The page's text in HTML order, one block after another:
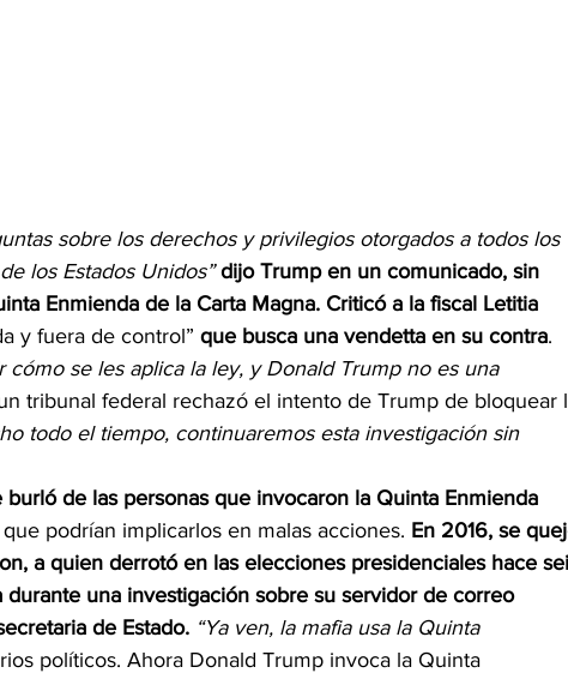
sobre los derechos y privilegios otorgados a todos los
los Estados Unidos” dijo Trump en un comunicado, sin
Enmienda de la Carta Magna. Criticó a la fiscal Letitia
y fuera de control” que busca una vendetta en su contra.
cómo se les aplica la ley, y Donald Trump no es una
tribunal federal rechazó el intento de Trump de bloquear
todo el tiempo, continuaremos esta investigación sin
burló de las personas que invocaron la Quinta Enmienda
podrían implicarlos en malas acciones. En 2016, se
a quien derrotó en las elecciones presidenciales hace
durante una investigación sobre su servidor de correo
de Estado. “Ya ven, la mafia usa la Quinta
políticos. Ahora Donald Trump invoca la Quinta